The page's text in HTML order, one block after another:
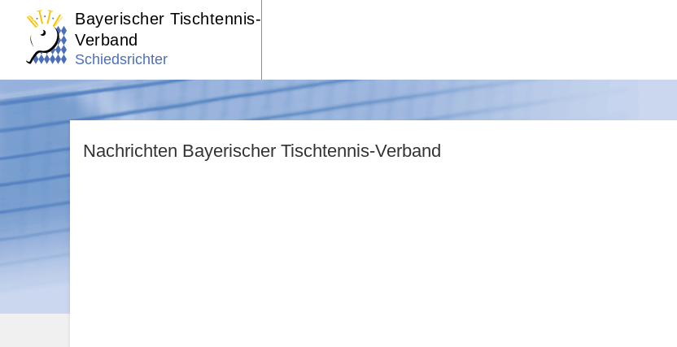
Bayerischer Tischtennis-
Verband
Schiedsrichter
Nachrichten Bayerischer Tischtennis-Verband